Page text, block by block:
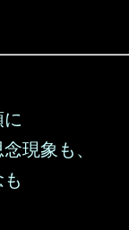
に
現象も、